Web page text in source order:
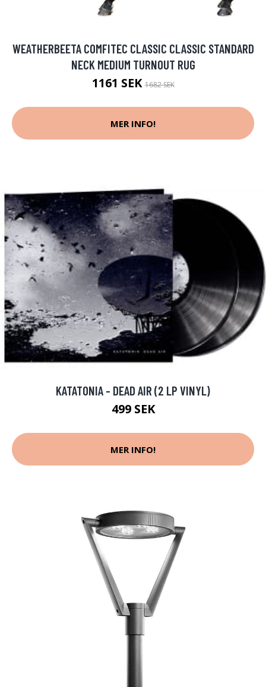
WEATHERBEETA COMFITEC CLASSIC CLASSIC STANDARD
NECK MEDIUM TURNOUT RUG
1161 SEK1682 SEK
MER INFO!
KATATONIA - DEAD AIR (2 LP VINYL)
499 SEK
MER INFO!